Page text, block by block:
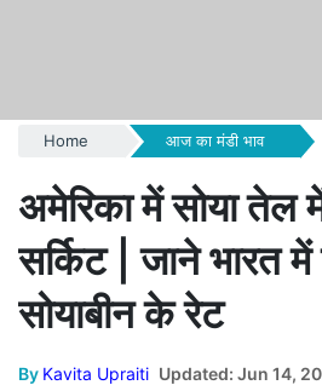
Home आज का मंडी भाव
अमेरिका में सोया तेल
सर्किट | जाने भारत
सोयाबीन के रेट
By Kavita Upraiti Updated: Jun 14,